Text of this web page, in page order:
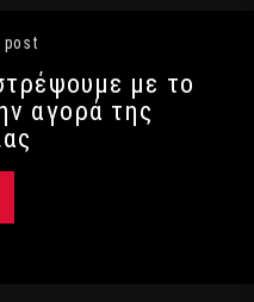
post
με το
αγορά της